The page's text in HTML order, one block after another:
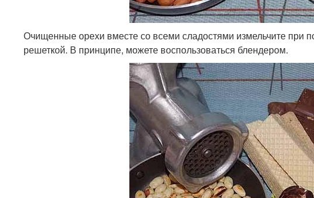
Очищенные орехи вместе со всеми сладостями измельчите при
решеткой. В принципе, можете воспользоваться блендером.